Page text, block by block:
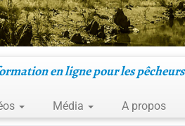
en ligne pour les pêcheurs
Média A propos